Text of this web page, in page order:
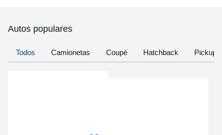
Autos populares
Todos Camionetas Coupé Hatchback Pickup